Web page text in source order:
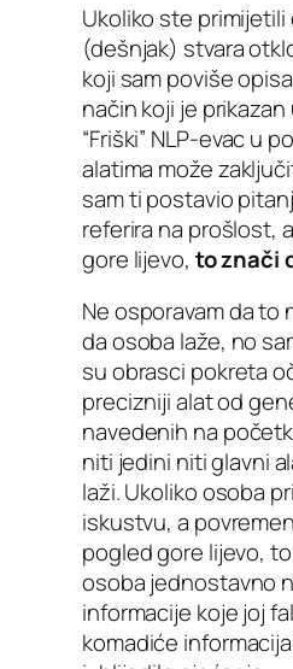
Ukoliko ste primijetili
(dešnjak) stvara
koji sam poviše
način koji je
“Friški” NLP-evac u
alatima može
sam ti postavio
referira na prošlost,
gore lijevo, to znači
Ne osporavam da to
da osoba laže, no
su obrasci pokreta
precizniji alat od
navedenih na
niti jedini niti glavni
laži. Ukoliko osoba
iskustvu, a
pogled gore lijevo,
osoba jednostavno
informacije koje joj
komadiće